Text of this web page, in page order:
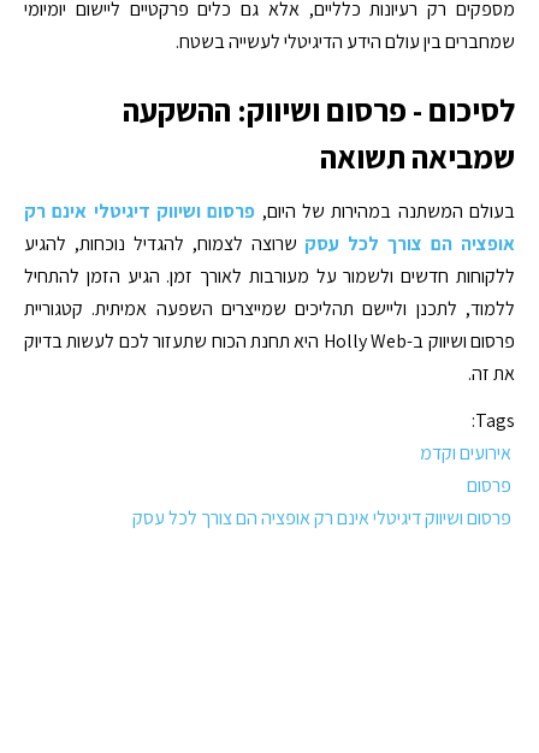
מספקים רק רעיונות כלליים, אלא גם כלים פרקטיים ליישום יומיומי
שמחברים בין עולם הידע הדיגיטלי לעשייה בשטח.
לסיכום - פרסום ושיווק: ההשקעה
שמביאה תשואה
בעולם המשתנה במהירות של היום, פרסום ושיווק דיגיטלי אינם רק
אופציה הם צורך לכל עסק שרוצה לצמוח, להגדיל נוכחות, להגיע
ללקוחות חדשים ולשמור על מעורבות לאורך זמן. הגיע הזמן להתחיל
ללמוד, לתכנן וליישם תהליכים שמייצרים השפעה אמיתית. קטגוריית
פרסום ושיווק ב-Holly Web היא תחנת הכוח שתעזור לכם לעשות בדיוק
את זה.
Tags:
אירועים וקדמ
פרסום
פרסום ושיווק דיגיטלי אינם רק אופציה הם צורך לכל עסק